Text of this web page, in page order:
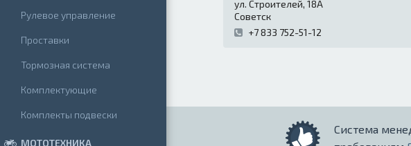
Рулевое управление
Проставки
Тормозная система
Комплектующие
Комплекты подвески
МОТОТЕХНИКА
ул. Строителей, 18А
Советск
+7 833 752-51-12
Система